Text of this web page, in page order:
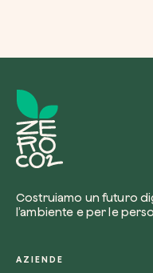
Costruiamo un futuro
l’ambiente e per le
AZIENDE